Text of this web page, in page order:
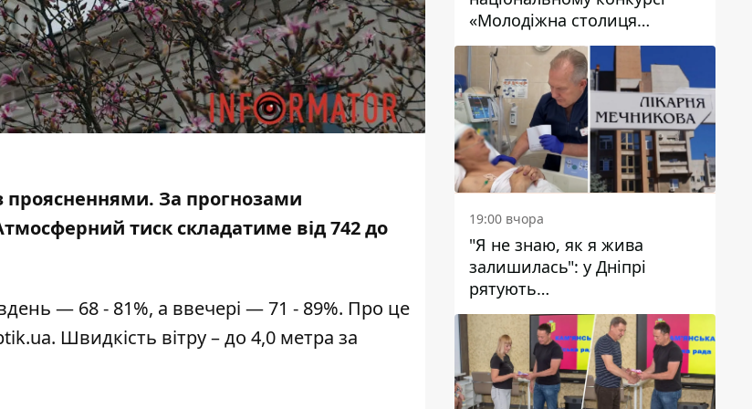
проясненнями. За прогнозами
тиск складатиме від 742 до
— 68 - 81%, а ввечері — 71 - 89%. Про це
. Швидкість вітру – до 4,0 метра за
«Молодіжна столиця
України – 2026»
19:00 вчора
"Я не знаю, як я жива
залишилась": у Дніпрі
рятують
військовослужбовицю та
мати чотирьох дітей, яку
поранив КАБ